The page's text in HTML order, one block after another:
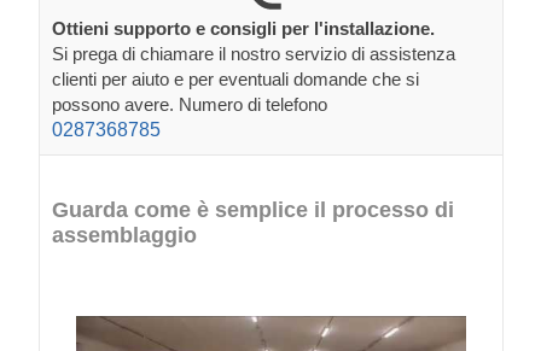
Ottieni supporto e consigli per l'installazione.
Si prega di chiamare il nostro servizio di assistenza
clienti per aiuto e per eventuali domande che si
possono avere. Numero di telefono
0287368785
Guarda come è semplice il processo di
assemblaggio